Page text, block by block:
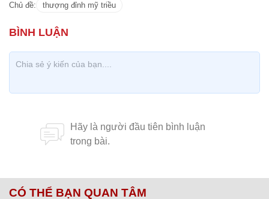
Chủ đề: thượng đỉnh mỹ triều
CÓ THỂ BẠN QUAN TÂM